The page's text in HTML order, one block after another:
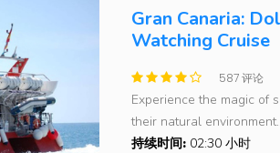
Gran Canaria:
Watching Cruise
587 评论
Experience the magic of
their natural
持续时间: 02:30 小时